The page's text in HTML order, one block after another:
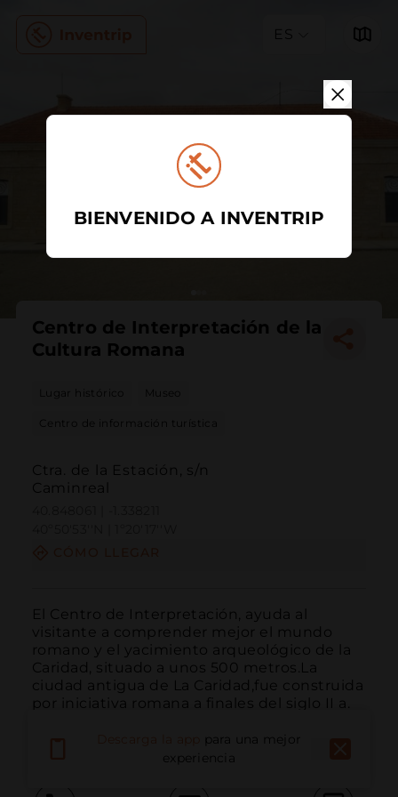
ES
Centro de Interpretación de la
Cultura Romana
Lugar histórico Museo
Centro de información turística
Ctra. de la Estación, s/n
Caminreal
El Centro de Interpretación, ayuda al
visitante a comprender mejor el mundo
romano y el yacimiento arqueológico de la
Caridad, situado a unos 500 metros.La
ciudad antigua de La Caridad,fue construida
por iniciativa romana a finales del siglo II a.
para una mejor
experiencia
BIENVENIDO A INVENTRIP